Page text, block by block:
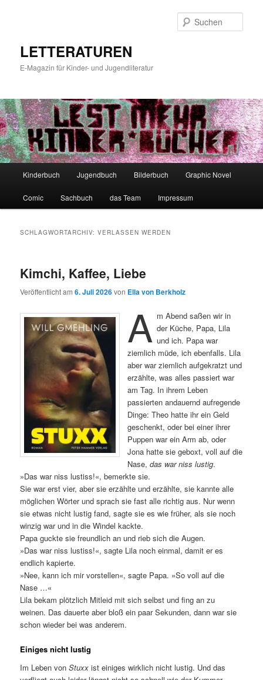
LETTERATUREN
E-Magazin für Kinder- und Jugendliteratur
Kinderbuch Jugendbuch Bilderbuch Graphic Novel
Comic Sachbuch das Team Impressum
SCHLAGWORTARCHIV:VERLASSEN WERDEN
Kimchi, Kaffee, Liebe
Veröffentlicht am6. Juli 2026von Ella von Berkholz
A m Abend saßen wir in
der Küche, Papa, Lila
und ich. Papa war
ziemlich müde, ich ebenfalls. Lila
aber war ziemlich aufgekratzt und
erzählte, was alles passiert war
am Tag. In ihrem Leben
passierten andauernd aufregende
Dinge: Theo hatte ihr ein Geld
geschenkt, oder bei einer ihrer
Puppen war ein Arm ab, oder
Jona hatte sie geboxt, voll auf die
Nase,das war niss lustig.
»Das war niss lustiss!«, bemerkte sie.
Sie war erst vier, aber sie erzählte und erzählte, sie kannte alle
möglichen Wörter und sprach sie fast alle richtig aus. Nur wenn
sie etwas nicht lustig fand, sagte sie es wie früher, als sie noch
winzig war und in die Windel kackte.
Papa guckte sie freundlich an und rieb sich die Augen.
»Das war niss lustiss!«, sagte Lila noch einmal, damit er es
endlich kapierte.
»Nee, kann ich mir vorstellen«, sagte Papa. »So voll auf die
Nase …«
Lila bekam plötzlich Mitleid mit sich selbst und fing an zu
weinen. Das dauerte aber bloß ein paar Sekunden, dann war sie
schon wieder bei was anderem.
Einiges nicht lustig
Im Leben vonStuxx ist einiges wirklich nicht lustig. Und das